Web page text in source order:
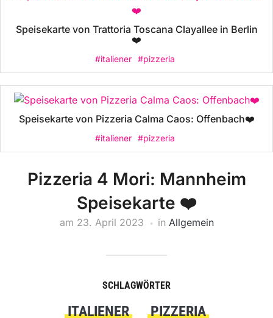
Speisekarte von Trattoria Toscana Clayallee in Berlin
❤️
#italiener #pizzeria
Speisekarte von Pizzeria Calma Caos: Offenbach❤️
#italiener #pizzeria
Pizzeria 4 Mori: Mannheim
Speisekarte ❤️
am 23. April 2023 in Allgemein
SCHLAGWÖRTER
ITALIENER PIZZERIA